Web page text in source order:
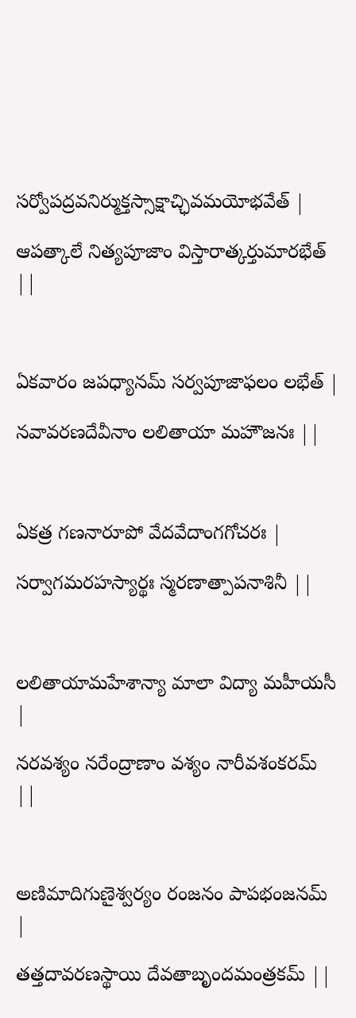
సర్వోపద్రవనిర్ముక్తస్సాక్షాచ్ఛివమయోభవేత్ |
ఆపత్కాలే నిత్యపూజాం విస్తారాత్కర్తుమారభేత్
ఏకవారం జపధ్యానమ్ సర్వపూజాఫలం లభేత్ |
నవావరణదేవీనాం లలితాయా మహౌజనః ||
ఏకత్ర గణనారూపో వేదవేదాంగగోచరః |
సర్వాగమరహస్యార్థః స్మరణాత్పాపనాశినీ ||
లలితాయామహేశాన్యా మాలా విద్యా మహీయసీ
నరవశ్యం నరేంద్రాణాం వశ్యం నారీవశంకరమ్
అణిమాదిగుణైశ్వర్యం రంజనం పాపభంజనమ్
తత్తదావరణస్థాయి దేవతాబృందమంత్రకమ్ ||